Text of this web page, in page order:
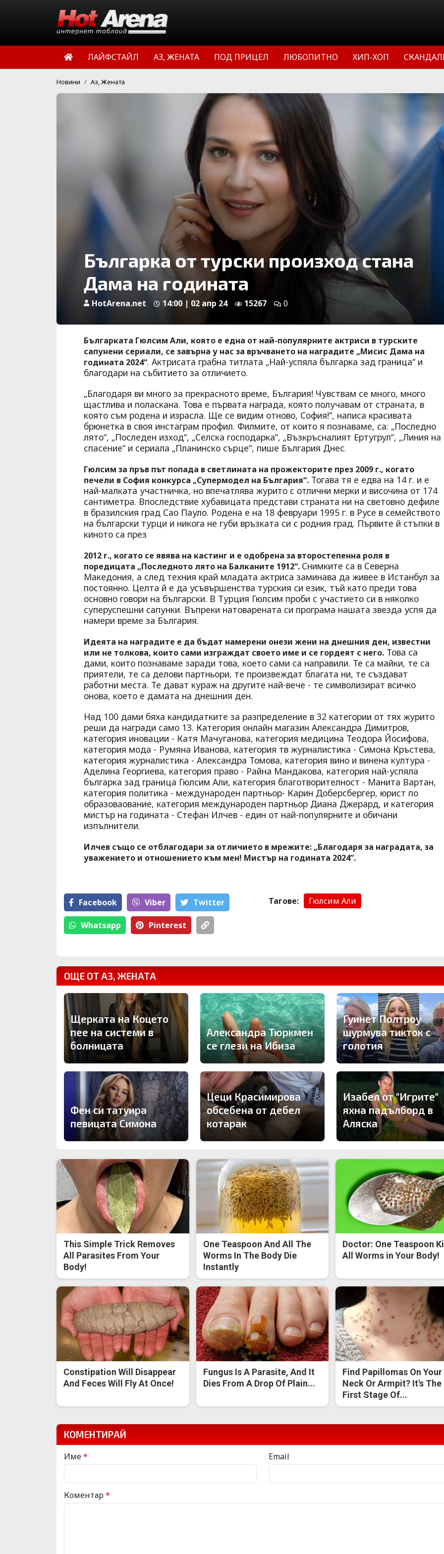
ЛАЙФСТАЙЛ АЗ, ЖЕНАТА ПОД ПРИЦЕЛ ЛЮБОПИТНО ХИП-ХОП
Новини Аз, Жената
Българка от турски произход стана
Дама на годината
HotArena.net 14:00 | 02 апр 24 15267 0
Българката Гюлсим Али, която е една от най-популярните актриси в турските
сапунени сериали, се завърна у нас за връчването на наградите „Мисис Дама на
годината 2024“. Актрисата грабна титлата „Най-успяла българка зад граница“ и
благодари на събитието за отличието.
„Благодаря ви много за прекрасното време, България! Чувствам се много, много
щастлива и поласкана. Това е първата награда, която получавам от страната, в
която съм родена и израсла. Ще се видим отново, София!“, написа красивата
брюнетка в своя инстаграм профил. Филмите, от които я познаваме, са: „Последно
лято“, „Последен изход“, „Селска господарка“, „Възкръсналият Ертугрул“, „Линия на
спасение“ и сериала „Планинско сърце“, пише България Днес.
Гюлсим за пръв път попада в светлината на прожекторите през 2009 г., когато
печели в София конкурса „Супермодел на България“. Тогава тя е едва на 14 г. и е
най-малката участничка, но впечатлява журито с отлични мерки и височина от 174
сантиметра. Впоследствие хубавицата представи страната ни на световно дефиле
в бразилския град Сао Пауло. Родена е на 18 февруари 1995 г. в Русе в семейството
на български турци и никога не губи връзката си с родния град. Първите й стъпки в
киното са през
2012 г., когато се явява на кастинг и е одобрена за второстепенна роля в
поредицата „Последното лято на Балканите 1912“. Снимките са в Северна
Македония, а след техния край младата актриса заминава да живее в Истанбул за
постоянно. Целта й е да усъвършенства турския си език, тъй като преди това
основно говори на български. В Турция Гюлсим проби с участието си в няколко
суперуспешни сапунки. Въпреки натоварената си програма нашата звезда успя да
намери време за България.
Идеята на наградите е да бъдат намерени онези жени на днешния ден, известни
или не толкова, които сами изграждат своето име и се гордеят с него. Това са
дами, които познаваме заради това, което сами са направили. Те са майки, те са
приятели, те са делови партньори, те произвеждат благата ни, те създават
работни места. Те дават кураж на другите най-вече - те символизират всичко
онова, което е дамата на днешния ден.
Над 100 дами бяха кандидатките за разпределение в 32 категории от тях журито
реши да награди само 13. Категория онлайн магазин Александра Димитров,
категория иновации - Катя Мачуганова, категория медицина Теодора Йосифова,
категория мода - Румяна Иванова, категория тв журналистика - Симона Кръстева,
категория журналистика - Александра Томова, категория вино и винена култура -
Аделина Георгиева, категория право - Райна Мандакова, категория най-успяла
българка зад граница Гюлсим Али, категория благотворителност - Манита Вартан,
категория политика - международен партньор- Карин Доберсбергер, юрист по
образоваование, категория международен партньор Диана Джерард, и категория
мистър на годината - Стефан Илчев - един от най-популярните и обичани
изпълнители.
Илчев също се отблагодари за отличието в мрежите: „Благодаря за наградата, за
уважението и отношението към мен! Мистър на годината 2024”.
Facebook Viber Тwitter
Whatsapp Pinterest
Тагове: Гюлсим Али
ОЩЕ ОТ АЗ, ЖЕНАТА
Щерката на Коцето
пее на системи в
болницата
Александра Тюркмен
се глези на Ибиза
Гуинет Полтроу
щурмува тикток с
голотия
Фен си татуира
певицата Симона
Цеци Красимирова
обсебена от дебел
котарак
Изабел от "Игрите"
яхна падълборд в
Аляска
This Simple Trick Removes
All Parasites From Your
Body!
One Teaspoon And All The
Worms In The Body Die
Instantly
Doctor: One Teaspoon
All Worms in Your Body!
Constipation Will Disappear
And Feces Will Fly At Once!
Fungus Is A Parasite, And It
Dies From A Drop Of Plain...
Find Papillomas On Your
Neck Or Armpit? It's The
First Stage Of...
КОМЕНТИРАЙ
Име* Email
Коментар*